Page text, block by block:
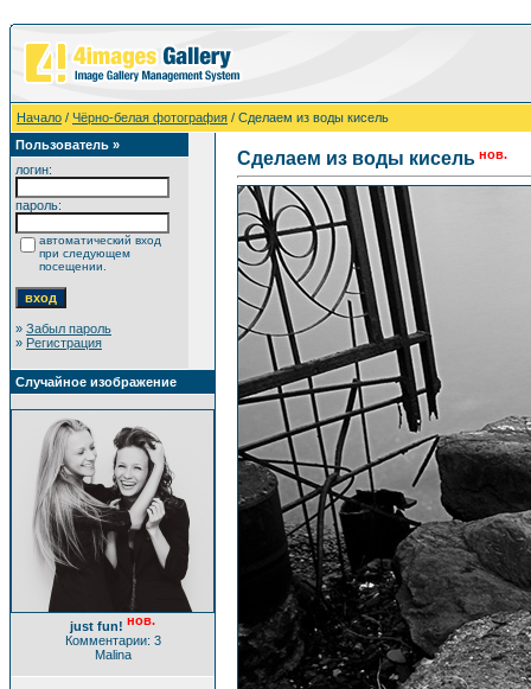
Начало / Чёрно-белая фотография / Сделаем из воды кисель
Пользователь »
логин:
пароль:
автоматический вход
при следующем
посещении.
» Забыл пароль
» Регистрация
Случайное изображение
just fun! нов.
Комментарии: 3
Malina
Сделаем из воды кисель нов.